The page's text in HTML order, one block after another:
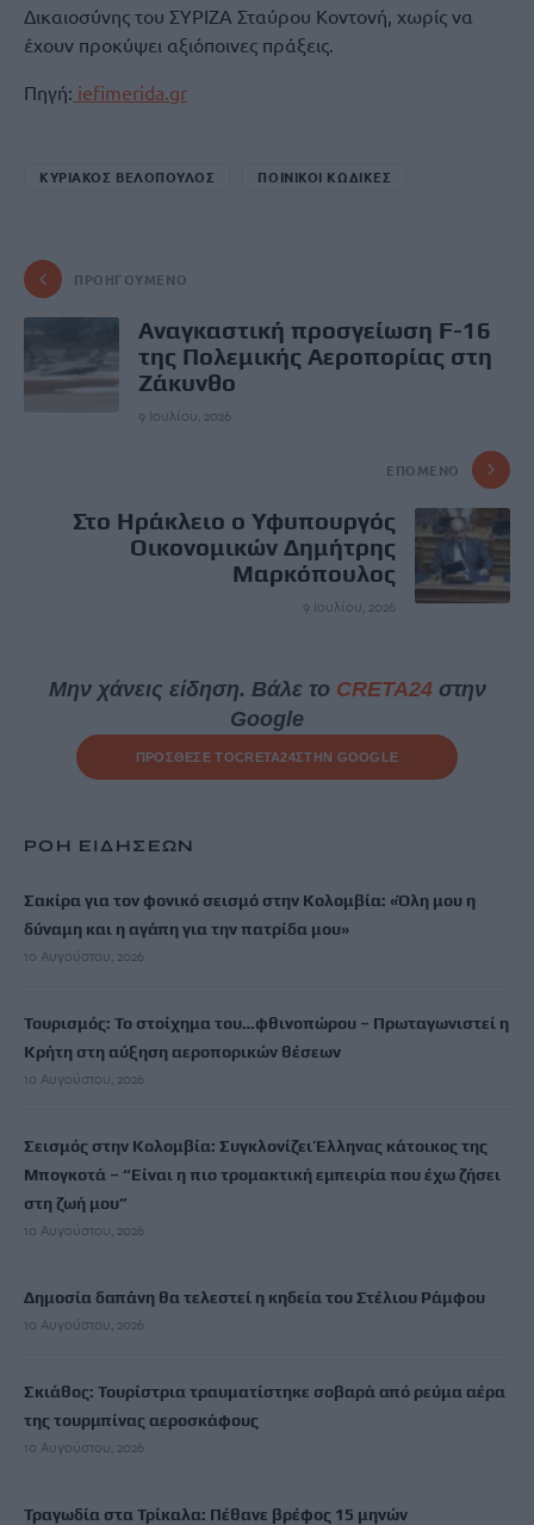
Δικαιοσύνης του ΣΥΡΙΖΑ Σταύρου Κοντονή, χωρίς να
έχουν προκύψει αξιόποινες πράξεις.
Πηγή: iefimerida.gr
ΚΥΡΙΑΚΟΣ ΒΕΛΟΠΟΥΛΟΣ ΠΟΙΝΙΚΟΙ ΚΩΔΙΚΕΣ
ΠΡΟΗΓΟΎΜΕΝΟ
Αναγκαστική προσγείωση F-16
της Πολεμικής Αεροπορίας στη
Ζάκυνθο
9 Ιουλίου, 2026
ΕΠΌΜΕΝΟ
Στο Ηράκλειο ο Υφυπουργός
Οικονομικών Δημήτρης
Μαρκόπουλος
9 Ιουλίου, 2026
Μην χάνεις είδηση. Βάλε το CRETA24στην
Google
ΠΡΟΣΘΕΣΕ ΤΟCRETA24ΣΤΗΝ GOOGLE
ΡΟΗ ΕΙΔΗΣΕΩΝ
Σακίρα για τον φονικό σεισμό στην Κολομβία: «Όλη μου η
δύναμη και η αγάπη για την πατρίδα μου»
10 Αυγούστου, 2026
Τουρισμός: Το στοίχημα του…φθινοπώρου – Πρωταγωνιστεί η
Κρήτη στη αύξηση αεροπορικών θέσεων
10 Αυγούστου, 2026
Σεισμός στην Κολομβία: Συγκλονίζει Έλληνας κάτοικος της
Μπογκοτά – “Είναι η πιο τρομακτική εμπειρία που έχω ζήσει
στη ζωή μου”
10 Αυγούστου, 2026
Δημοσία δαπάνη θα τελεστεί η κηδεία του Στέλιου Ράμφου
10 Αυγούστου, 2026
Σκιάθος: Τουρίστρια τραυματίστηκε σοβαρά από ρεύμα αέρα
της τουρμπίνας αεροσκάφους
10 Αυγούστου, 2026
Τραγωδία στα Τρίκαλα: Πέθανε βρέφος 15 μηνών